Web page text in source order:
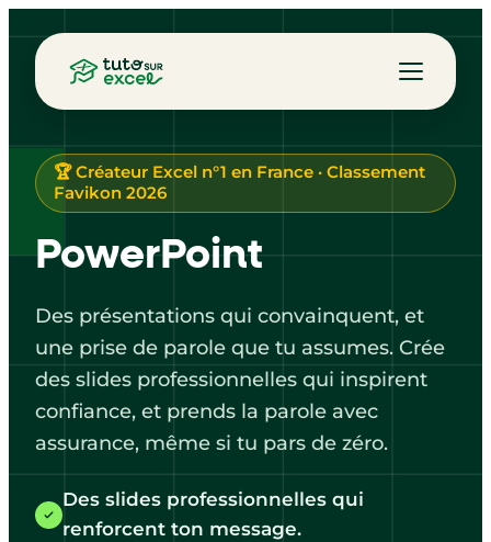
🏆 Créateur Excel n°1 en France · Classement
Favikon 2026
PowerPoint
Des présentations qui convainquent, et
une prise de parole que tu assumes. Crée
des slides professionnelles qui inspirent
confiance, et prends la parole avec
assurance, même si tu pars de zéro.
Des slides professionnelles qui
renforcent ton message.